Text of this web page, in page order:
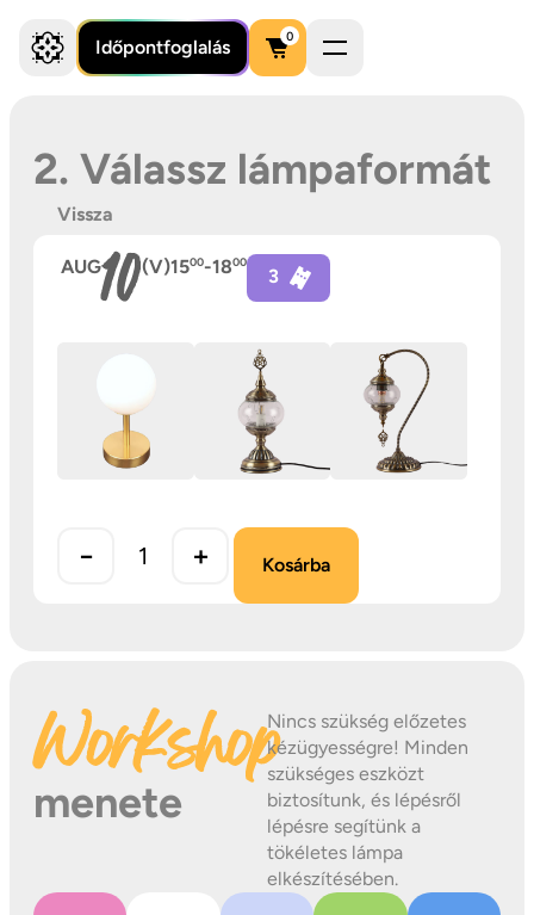
Időpontfoglalás
0
2. Válassz lámpaformát
Vissza
AUG10(V)1500-1800
3
− + Kosárba
Workshop
menete
Nincs szükség előzetes
kézügyességre! Minden
szükséges eszközt
biztosítunk, és lépésről
lépésre segítünk a
tökéletes lámpa
elkészítésében.